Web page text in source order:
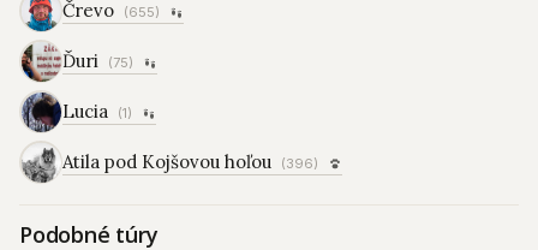
Črevo (655)
Ďuri (75)
Lucia (1)
Atila pod Kojšovou hoľou (396)
Podobné túry